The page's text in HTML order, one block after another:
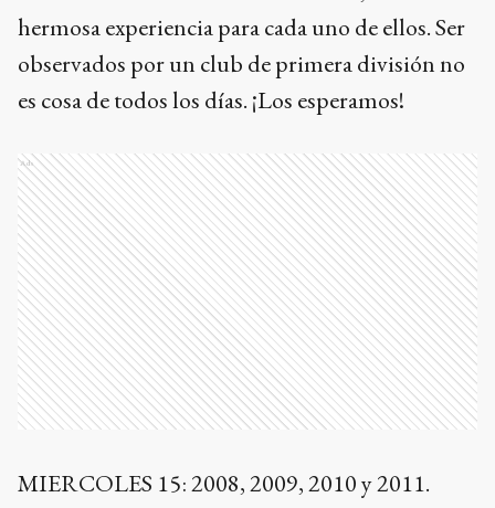
hermosa experiencia para cada uno de ellos. Ser
observados por un club de primera división no
es cosa de todos los días. ¡Los esperamos!
Ads
MIERCOLES 15: 2008, 2009, 2010 y 2011.